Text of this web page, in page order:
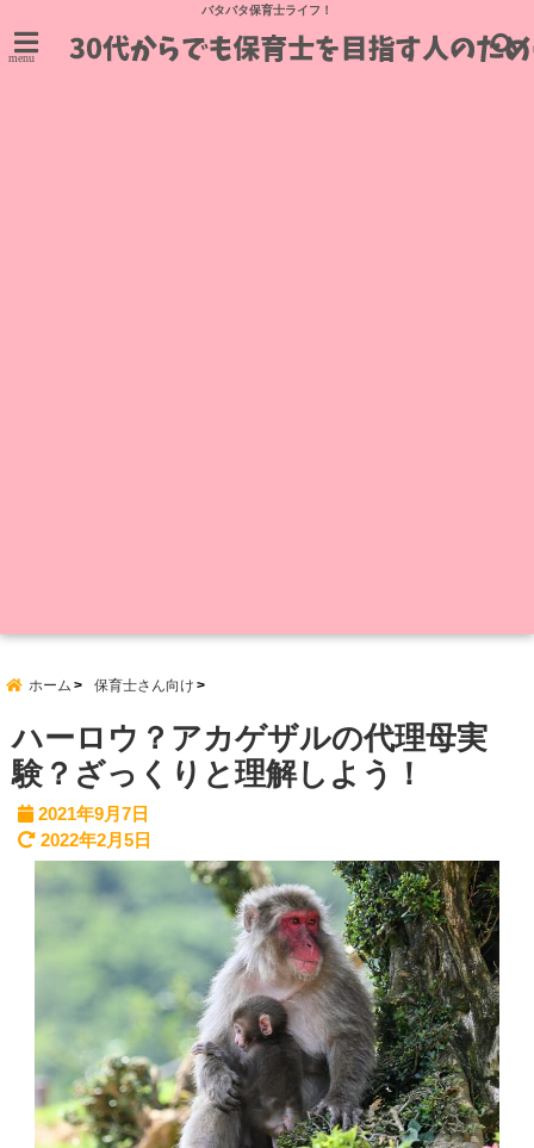
バタバタ保育士ライフ！
menu
ホーム 保育士さん向け
ハーロウ？アカゲザルの代理母実
験？ざっくりと理解しよう！
2021年9月7日
2022年2月5日